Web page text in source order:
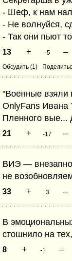
- Шеф, к нам
- Не волнуйся,
- Так они пьют
13 + -5 –
Обсудить (1)
"Военные взяли
OnlyFans Ивана
Пленного вые...
21 + -17 –
ВИЭ —
не
33 + 3 –
В
стошнило на
8 + -1 –